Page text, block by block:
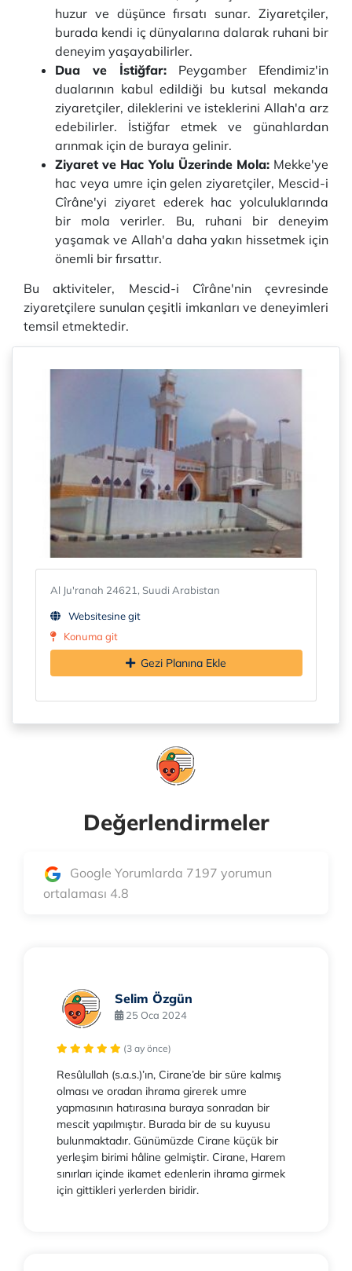
huzur ve düşünce fırsatı sunar. Ziyaretçiler,
burada kendi iç dünyalarına dalarak ruhani bir
deneyim yaşayabilirler.
Dua ve İstiğfar: Peygamber Efendimiz'in
dualarının kabul edildiği bu kutsal mekanda
ziyaretçiler, dileklerini ve isteklerini Allah'a arz
edebilirler. İstiğfar etmek ve günahlardan
arınmak için de buraya gelinir.
Ziyaret ve Hac Yolu Üzerinde Mola: Mekke'ye
hac veya umre için gelen ziyaretçiler, Mescid-i
Cîrâne'yi ziyaret ederek hac yolculuklarında
bir mola verirler. Bu, ruhani bir deneyim
yaşamak ve Allah'a daha yakın hissetmek için
önemli bir fırsattır.
Bu aktiviteler, Mescid-i Cîrâne'nin çevresinde
ziyaretçilere sunulan çeşitli imkanları ve deneyimleri
temsil etmektedir.
Al Ju'ranah 24621, Suudi Arabistan
Websitesine git
Konuma git
Gezi Planına Ekle
Değerlendirmeler
Google Yorumlarda 7197 yorumun
ortalaması 4.8
Selim Özgün
25 Oca 2024
(3 ay önce)
Resûlullah (s.a.s.)’ın, Cirane’de bir süre kalmış
olması ve oradan ihrama girerek umre
yapmasının hatırasına buraya sonradan bir
mescit yapılmıştır. Burada bir de su kuyusu
bulunmaktadır. Günümüzde Cirane küçük bir
yerleşim birimi hâline gelmiştir. Cirane, Harem
sınırları içinde ikamet edenlerin ihrama girmek
için gittikleri yerlerden biridir.